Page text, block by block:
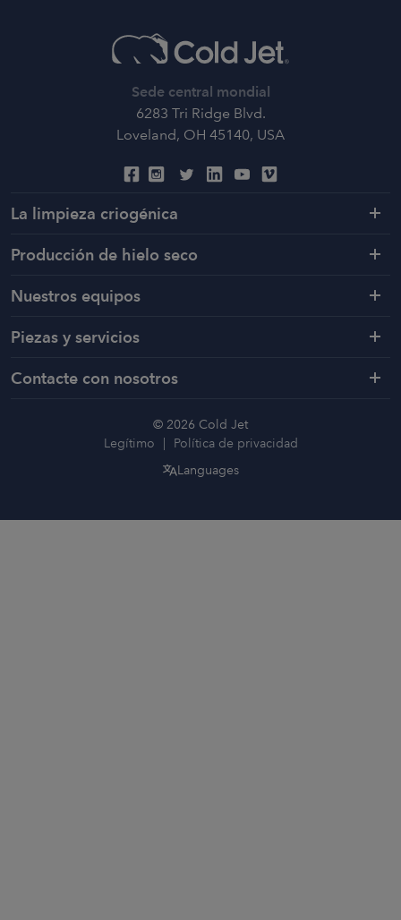
Sede central mondial
6283 Tri Ridge Blvd.
Loveland, OH 45140, USA
La limpieza criogénica
Producción de hielo seco
Nuestros equipos
Piezas y servicios
Contacte con nosotros
© 2026 Cold Jet
Legítimo
Política de privacidad
Languages